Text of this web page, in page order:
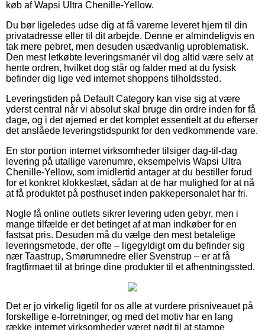
køb af Wapsi Ultra Chenille-Yellow.
Du bør ligeledes udse dig at få varerne leveret hjem til din
privatadresse eller til dit arbejde. Denne er almindeligvis en
tak mere pebret, men desuden usædvanlig uproblematisk.
Den mest letkøbte leveringsmanér vil dog altid være selv at
hente ordren, hvilket dog står og falder med at du fysisk
befinder dig lige ved internet shoppens tilholdssted.
Leveringstiden på Default Category kan vise sig at være
yderst central når vi absolut skal bruge din ordre inden for få
dage, og i det øjemed er det komplet essentielt at du efterser
det anslåede leveringstidspunkt for den vedkommende vare.
En stor portion internet virksomheder tilsiger dag-til-dag
levering på utallige varenumre, eksempelvis Wapsi Ultra
Chenille-Yellow, som imidlertid antager at du bestiller forud
for et konkret klokkeslæt, sådan at de har mulighed for at nå
at få produktet på posthuset inden pakkepersonalet har fri.
Nogle få online outlets sikrer levering uden gebyr, men i
mange tilfælde er det betinget af at man indkøber for en
fastsat pris. Desuden må du vælge den mest betalelige
leveringsmetode, der ofte – ligegyldigt om du befinder sig
nær Taastrup, Smørumnedre eller Svenstrup – er at få
fragtfirmaet til at bringe dine produkter til et afhentningssted.
Det er jo virkelig ligetil for os alle at vurdere prisniveauet på
forskellige e-forretninger, og med det motiv har en lang
række internet virksomheder været nødt til at stampe